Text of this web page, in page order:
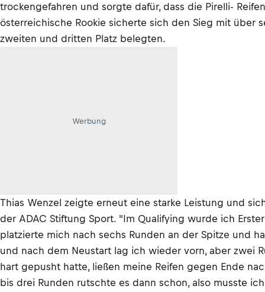
trockengefahren und sorgte dafür, dass die Pirelli-
österreichische Rookie sicherte sich den Sieg mit über
zweiten und dritten Platz belegten.
Werbung
Thias Wenzel zeigte erneut eine starke Leistung und
der ADAC Stiftung Sport. "Im Qualifying wurde ich
platzierte mich nach sechs Runden an der Spitze und
und nach dem Neustart lag ich wieder vorn, aber zwei
hart gepusht hatte, ließen meine Reifen gegen Ende
bis drei Runden rutschte es dann schon, also musste